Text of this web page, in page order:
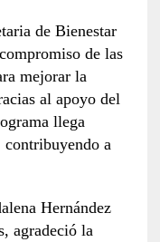
de Bienestar
de las
mejorar la
al apoyo del
llega
contribuyendo a
Hernández
agradeció la